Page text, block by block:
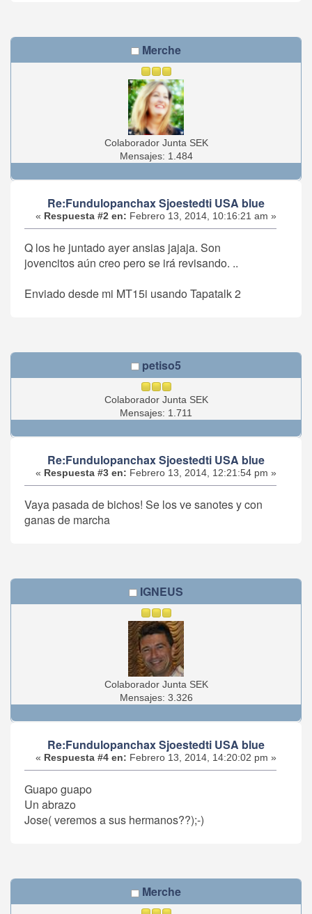
Merche
Colaborador Junta SEK
Mensajes: 1.484
Re:Fundulopanchax Sjoestedti USA blue
« Respuesta #2 en: Febrero 13, 2014, 10:16:21 am »
Q los he juntado ayer ansias jajaja. Son
jovencitos aún creo pero se irá revisando. ..
Enviado desde mi MT15i usando Tapatalk 2
petiso5
Colaborador Junta SEK
Mensajes: 1.711
Re:Fundulopanchax Sjoestedti USA blue
« Respuesta #3 en: Febrero 13, 2014, 12:21:54 pm »
Vaya pasada de bichos! Se los ve sanotes y con
ganas de marcha
IGNEUS
Colaborador Junta SEK
Mensajes: 3.326
Re:Fundulopanchax Sjoestedti USA blue
« Respuesta #4 en: Febrero 13, 2014, 14:20:02 pm »
Guapo guapo
Un abrazo
Jose( veremos a sus hermanos??);-)
Merche